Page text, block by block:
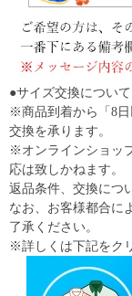
●サイズ交換につい
※商品到着から「8
交換を承ります。
※オンラインショッ
応は致しかねます。
返品条件、交換につ
なお、お客様都合に
了承ください。
※詳しくは下記をク